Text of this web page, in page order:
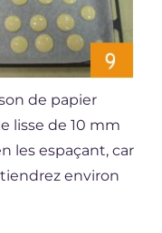
de papier
lisse de 10 mm
les espaçant, car
environ